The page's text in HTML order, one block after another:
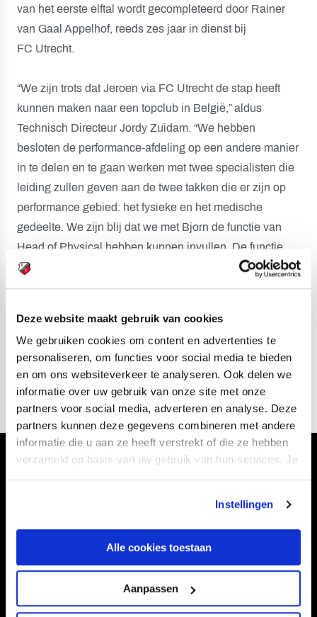
Deze website maakt gebruik van cookies
We gebruiken cookies om content en advertenties te
personaliseren, om functies voor social media te bieden
en om ons websiteverkeer te analyseren. Ook delen we
informatie over uw gebruik van onze site met onze
partners voor social media, adverteren en analyse. Deze
partners kunnen deze gegevens combineren met andere
informatie die u aan ze heeft verstrekt of die ze hebben
verzameld op basis van uw gebruik van hun services. Je
Instellingen
Alle cookies toestaan
Aanpassen
van het eerste elftal wordt gecompleteerd door Rainer
van Gaal Appelhof, reeds zes jaar in dienst bij
FC Utrecht.
“We zijn trots dat Jeroen via FC Utrecht de stap heeft
kunnen maken naar een topclub in België,” aldus
Technisch Directeur Jordy Zuidam. “We hebben
besloten de performance-afdeling op een andere manier
in te delen en te gaan werken met twee specialisten die
leiding zullen geven aan de twee takken die er zijn op
performance gebied: het fysieke en het medische
gedeelte. We zijn blij dat we met Bjorn de functie van
Head of Physical hebben kunnen invullen. De functie
Head of Medical verwachten wij op korte termijn in te
vullen. Tevens zijn we verheugd dat we met Rob een
als conditietrainer. We willen Jeroen bedanken voor zijn
jarenlange bijdrage aan de club en wensen hem succes
bij Club Brugge.”
Volg ons ook via
Navigeer naar
TEAMS